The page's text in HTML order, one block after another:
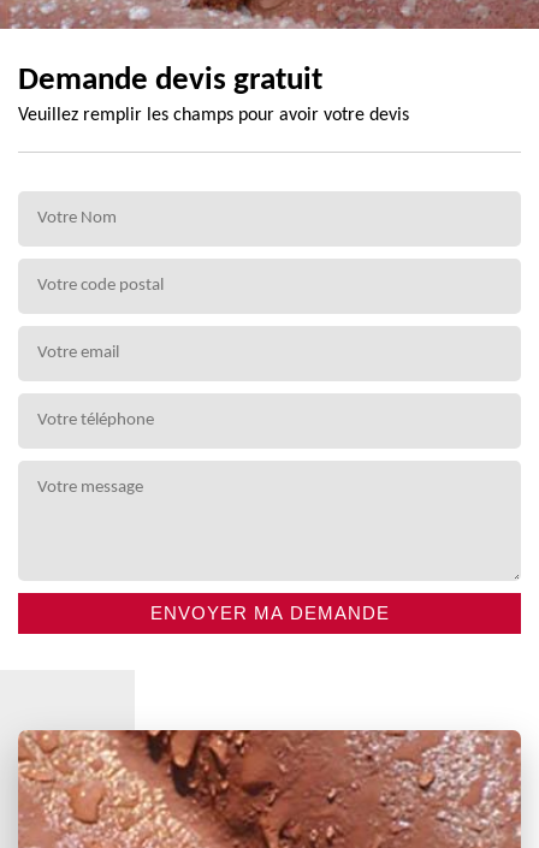
Demande devis gratuit
Veuillez remplir les champs pour avoir votre devis